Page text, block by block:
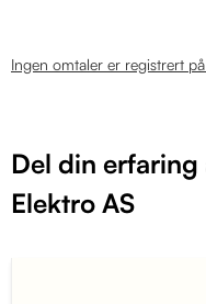
Ingen omtaler er registrert
Del din erfaring
Elektro AS